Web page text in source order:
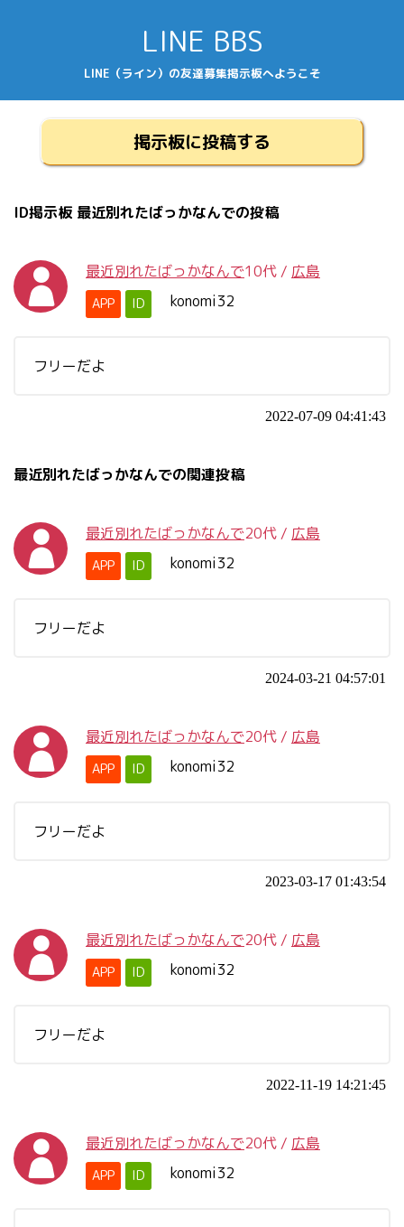
LINE BBS
LINE（ライン）の友達募集掲示板へようこそ
掲示板に投稿する
ID掲示板 最近別れたばっかなんでの投稿
最近別れたばっかなんで10代 / 広島
APP ID konomi32
フリーだよ
2022-07-09 04:41:43
最近別れたばっかなんでの関連投稿
最近別れたばっかなんで20代 / 広島
APP ID konomi32
フリーだよ
2024-03-21 04:57:01
最近別れたばっかなんで20代 / 広島
APP ID konomi32
フリーだよ
2023-03-17 01:43:54
最近別れたばっかなんで20代 / 広島
APP ID konomi32
フリーだよ
2022-11-19 14:21:45
最近別れたばっかなんで20代 / 広島
APP ID konomi32